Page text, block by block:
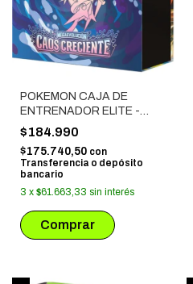
POKEMON CAJA DE
ENTRENADOR ELITE -
MEGAEVOLUCUION: CAOS
CRECIENTE
$184.990
$175.740,50 con
Transferencia o depósito
bancario
3 x $61.663,33 sin interés